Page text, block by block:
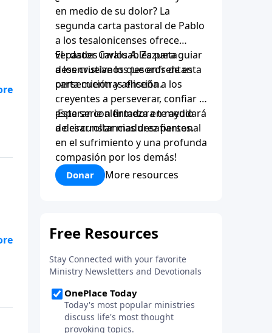
en medio de su dolor? La
segunda carta pastoral de Pablo
a los tesalonicenses ofrece
verdades invaluables para guiar
a los cristianos que enfrentan
persecución y aflicción.
El pastor Carlos A. Zazueta
desenvuelve los tesoros de esta
carta mientras enseña a los
creyentes a perseverar, confiar y
esperar con firmeza en medio
de circunstancias desafiantes.
¡Esta serie alentadora te ayudará
a desarrollar madurez personal
en el sufrimiento y una profunda
compasión por los demás!
Donar More resources